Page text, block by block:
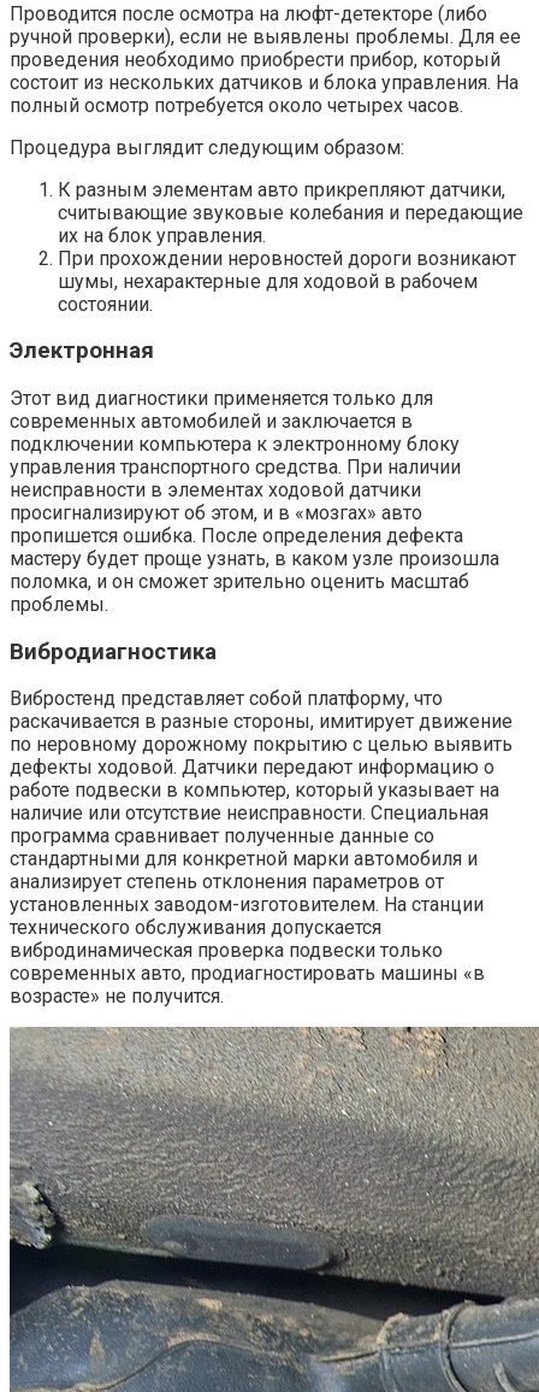
Проводится после осмотра на люфт-детекторе (либо
ручной проверки), если не выявлены проблемы. Для ее
проведения необходимо приобрести прибор, который
состоит из нескольких датчиков и блока управления. На
полный осмотр потребуется около четырех часов.
Процедура выглядит следующим образом:
К разным элементам авто прикрепляют датчики,
считывающие звуковые колебания и передающие
их на блок управления.
При прохождении неровностей дороги возникают
шумы, нехарактерные для ходовой в рабочем
состоянии.
Электронная
Этот вид диагностики применяется только для
современных автомобилей и заключается в
подключении компьютера к электронному блоку
управления транспортного средства. При наличии
неисправности в элементах ходовой датчики
просигнализируют об этом, и в «мозгах» авто
пропишется ошибка. После определения дефекта
мастеру будет проще узнать, в каком узле произошла
поломка, и он сможет зрительно оценить масштаб
проблемы.
Вибродиагностика
Вибростенд представляет собой платформу, что
раскачивается в разные стороны, имитирует движение
по неровному дорожному покрытию с целью выявить
дефекты ходовой. Датчики передают информацию о
работе подвески в компьютер, который указывает на
наличие или отсутствие неисправности. Специальная
программа сравнивает полученные данные со
стандартными для конкретной марки автомобиля и
анализирует степень отклонения параметров от
установленных заводом-изготовителем. На станции
технического обслуживания допускается
вибродинамическая проверка подвески только
современных авто, продиагностировать машины «в
возрасте» не получится.